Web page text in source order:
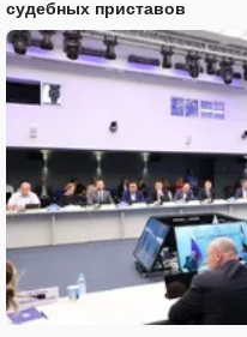
судебных приставов